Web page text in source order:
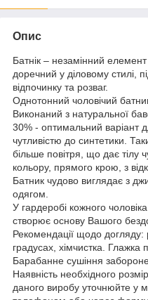
Опис
Батнік – незамінний елемент
доречний у діловому стилі,
відпочинку та розваг.
Однотонний чоловічий
Виконаний з натуральної
30% - оптимальний варіант
чутливістю до синтетики.
більше повітря, що дає
кольору, прямого крою, з
Батник чудово виглядає з
одягом.
У гардеробі кожного
створює основу Вашого
Рекомендації щодо
градусах, хімчистка. Глажка
Барабанне сушіння
Наявність необхідного
даного виробу уточнюйте у